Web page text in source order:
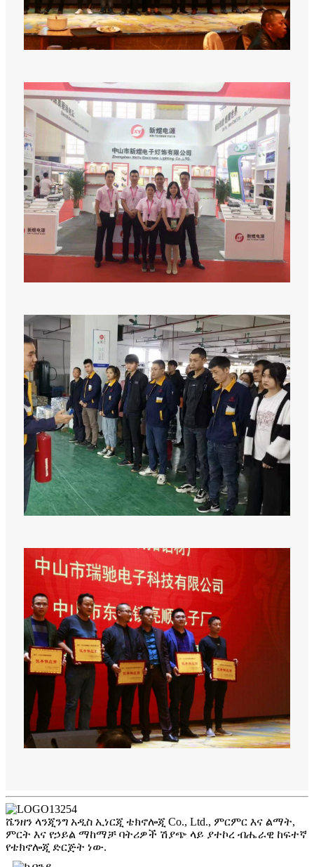
ሼንዘን ላንጂንግ አዲስ ኢነርጂ ቴክኖሎጂ Co., Ltd., ምርምር እና ልማት,
ምርት እና የኃይል ማከማቻ ባትሪዎች ሽያጭ ላይ ያተኮረ ብሔራዊ ከፍተኛ
የቴክኖሎጂ ድርጅት ነው.